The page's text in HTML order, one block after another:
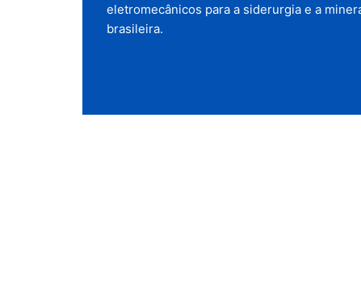
eletromecânicos para a siderurgia e a
brasileira.